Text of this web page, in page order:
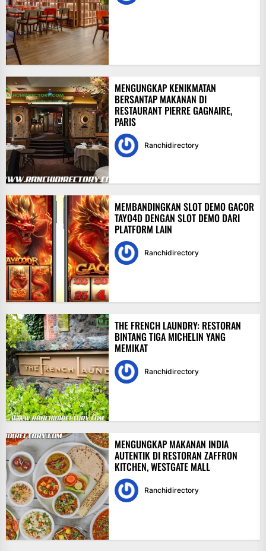
MENGUNGKAP KENIKMATAN
BERSANTAP MAKANAN DI
RESTAURANT PIERRE GAGNAIRE,
PARIS
Ranchidirectory
MEMBANDINGKAN SLOT DEMO GACOR
TAYO4D DENGAN SLOT DEMO DARI
PLATFORM LAIN
Ranchidirectory
THE FRENCH LAUNDRY: RESTORAN
BINTANG TIGA MICHELIN YANG
MEMIKAT
Ranchidirectory
MENGUNGKAP MAKANAN INDIA
AUTENTIK DI RESTORAN ZAFFRON
KITCHEN, WESTGATE MALL
Ranchidirectory